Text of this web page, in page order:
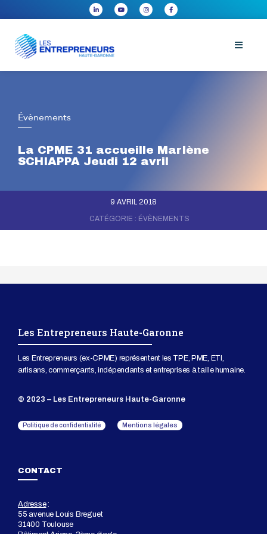
Évènements
La CPME 31 accueille Marlène
SCHIAPPA Jeudi 12 avril
9 AVRIL 2018
CATÉGORIE : ÉVÈNEMENTS
Les Entrepreneurs Haute-Garonne
Les Entrepreneurs (ex-CPME) représentent les TPE, PME, ETI,
artisans, commerçants, indépendants et entreprises à taille humaine.
© 2023 – Les Entrepreneurs Haute-Garonne
Politique de confidentialité Mentions légales
CONTACT
Adresse:
55 avenue Louis Breguet
31400 Toulouse